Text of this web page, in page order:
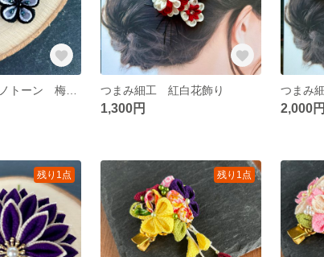
つまみ細工 モノトーン 梅のピアス つまみ細工 紅白花飾り
1,300円 2,000円
残り1点 残り1点